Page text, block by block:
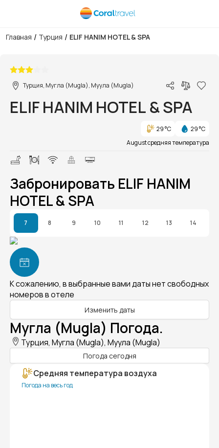
Главная / Турция / ELIF HANIM HOTEL & SPA
Турция, Мугла (Mugla), Муула (Mugla)
ELIF HANIM HOTEL & SPA
29 °C
29 °C
August средняя температура
Забронировать ELIF HANIM
HOTEL & SPA
7 8 9 10 11 12 13 14
К сожалению, в выбранные вами даты нет свободных
номеров в отеле
Изменить даты
Мугла (Mugla) Погода.
Турция, Мугла (Mugla), Муула (Mugla)
Погода сегодня
Средняя температура воздуха
Погода на весь год